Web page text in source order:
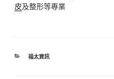
皮及整形等專業
分
福太資訊